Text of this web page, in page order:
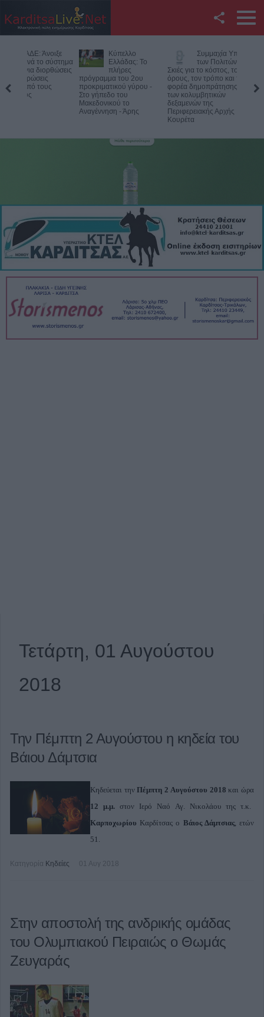
Twitter
YouTube
Αναζήτηση
KarditsaLive.Net
Κύπελλο
Ελλάδας: Το
πλήρες
πρόγραμμα του 2ου
προκριματικού γύρου -
Στο γήπεδο του
Αναγέννηση - Άρης
των Πολιτών:
Σκιές για το κόστος, τους
όρους, τον τρόπο και τον
φορέα δημοπράτησης
των κολυμβητικών
δεξαμενών της
Περιφερειακής Αρχής
Υπό
φωτιά σε
δύσβατο σημείο
Όλυμπο –
δυνάμεις στο
Τετάρτη, 01 Αυγούστου
2018
Την Πέμπτη 2 Αυγούστου η κηδεία του
Βάιου Δάμτσια
Κηδεύεται τηνΠέμπτη 2 Αυγούστου 2018 και ώρα
12 μ.μ.στον Ιερό Ναό Αγ. Νικολάου της τ.κ.
Καρποχωρίου Καρδίτσας ο Βάιος Δάμτσιας, ετών
51.
Κατηγορία Κηδείες 01 Αυγ 2018
Στην αποστολή της ανδρικής ομάδας
του Ολυμπιακού Πειραιώς ο Θωμάς
Ζευγαράς